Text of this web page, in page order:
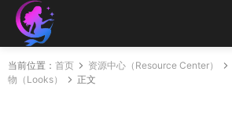
当前位置： 首页 资源中心（Resource Center）
物（Looks）
正文